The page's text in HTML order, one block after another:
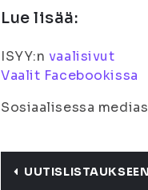
Lue lisää:
ISYY:n vaalisivut
Vaalit Facebookissa
Sosiaalisessa
UUTISLISTAUKSEEN